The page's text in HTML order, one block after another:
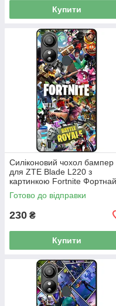
Купити
Силіконовий чохол бампер
для ZTE Blade L220 з
картинкою Fortnite
Готово до відправки
230 ₴
Купити